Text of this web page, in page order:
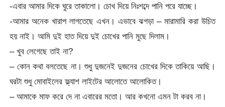
-এবার আমার দিকে ঘুরে তাকালো। চোখ দিয়ে নিঃশব্দে পানি পরে যাচ্ছে।
-আমার অনেক খারাপ লাগতেছে এখন। এভাবে ঝগড়া – মারামারি করা উচিত
হয় নাই। আমি দুই হাত দিয়ে দুই চোখের পানি মুছে দিলাম।
– খুব লেগেছে তাই না?
– কোন কথা বলতেছে না। শুধু দুজনেই দুজনের চোখের দিকে তাকিয়ে আছি।
ঘরটা শুধু মোবাইলের ফ্ল্যাশ লাইটের আলোতে আলোকিত।
– আমাকে মাফ করে দে না এবারের মতো। আর কখনো এমন টা করব না।